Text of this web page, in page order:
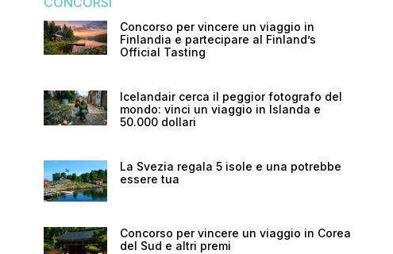
Concorso per vincere un viaggio in
Finlandia e partecipare al Finland’s
Official Tasting
Icelandair cerca il peggior fotografo del
mondo: vinci un viaggio in Islanda e
50.000 dollari
La Svezia regala 5 isole e una potrebbe
essere tua
Concorso per vincere un viaggio in Corea
del Sud e altri premi